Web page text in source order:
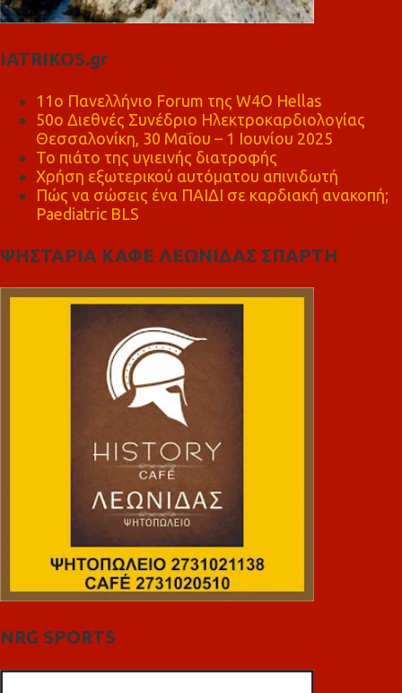
IATRIKOS.gr
11ο Πανελλήνιο Forum της W4O Hellas
50ο Διεθνές Συνέδριο Ηλεκτροκαρδιολογίας
Θεσσαλονίκη, 30 Μαΐου – 1 Ιουνίου 2025
Το πιάτο της υγιεινής διατροφής
Χρήση εξωτερικού αυτόματου απινιδωτή
Πώς να σώσεις ένα ΠΑΙΔΙ σε καρδιακή ανακοπή;
Paediatric BLS
ΨΗΣΤΑΡΙΑ ΚΑΦΕ ΛΕΩΝΙΔΑΣ ΣΠΑΡΤΗ
NRG SPORTS